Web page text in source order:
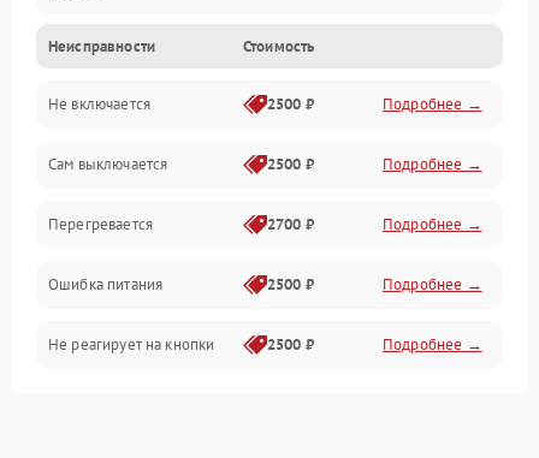
Неисправности Стоимость
Не включается 2500 ₽ Подробнее →
Сам выключается 2500 ₽ Подробнее →
Перегревается 2700 ₽ Подробнее →
Ошибка питания 2500 ₽ Подробнее →
Не реагирует на кнопки 2500 ₽ Подробнее →